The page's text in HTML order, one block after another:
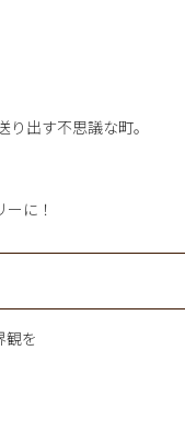
出す不思議な町。
に！
観を